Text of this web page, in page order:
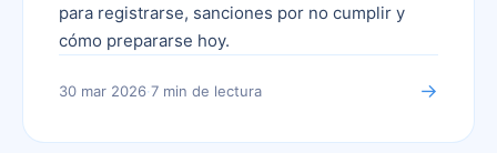
para registrarse, sanciones por no cumplir y
cómo prepararse hoy.
30 mar 2026·7 min de lectura →